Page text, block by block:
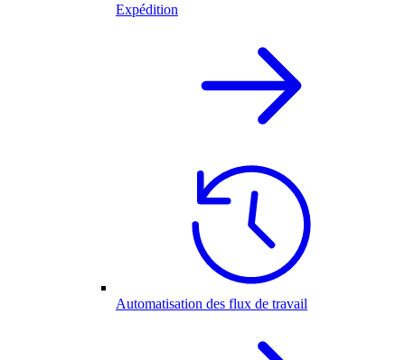
Expédition
Automatisation des flux de travail